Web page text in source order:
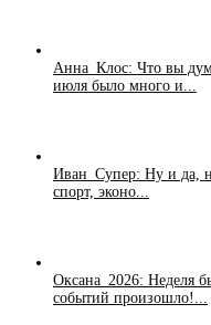
Анна_Клос: Что вы
июля было много и...
Иван_Супер: Ну и да,
спорт, эконо...
Оксана_2026: Неделя
событий произошло!...